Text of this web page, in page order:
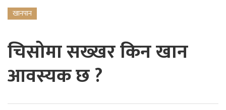
खानपान
चिसोमा सख्खर किन खान
आवस्यक छ ?